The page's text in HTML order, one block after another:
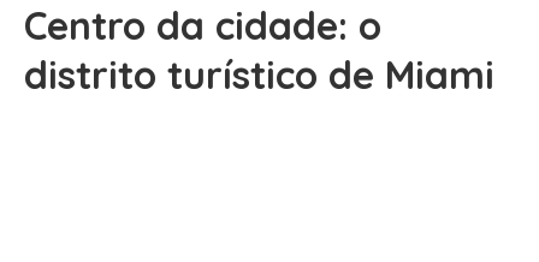
Centro da cidade: o
distrito turístico de Miami